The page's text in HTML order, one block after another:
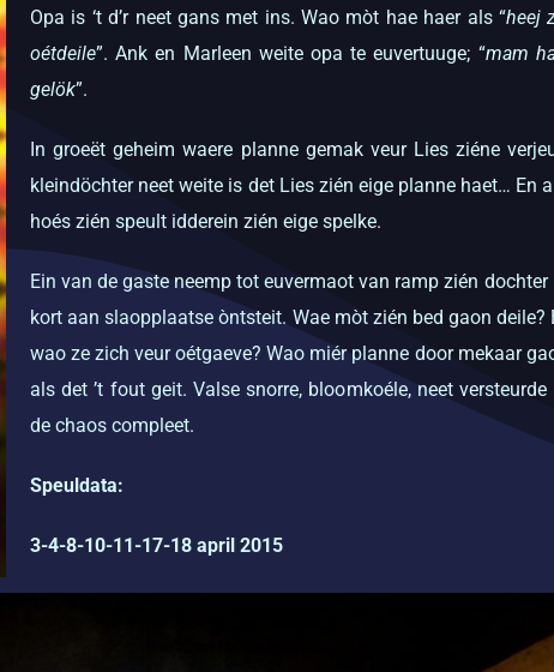
Opa is ‘t d’r neet gans met ins. Wao mòt hae haer als “heej
oétdeile”. Ank en Marleen weite opa te euvertuuge; “mam
gelök”.
In groeët geheim waere planne gemak veur Lies ziéne
kleindöchter neet weite is det Lies zién eige planne haet… En
hoés zién speult idderein zién eige spelke.
Ein van de gaste neemp tot euvermaot van ramp zién dochter
kort aan slaopplaatse òntsteit. Wae mòt zién bed gaon deile?
wao ze zich veur oétgaeve? Wao miér planne door mekaar
als det ’t fout geit. Valse snorre, bloomkoéle, neet
de chaos compleet.
Speuldata:
3-4-8-10-11-17-18 april 2015